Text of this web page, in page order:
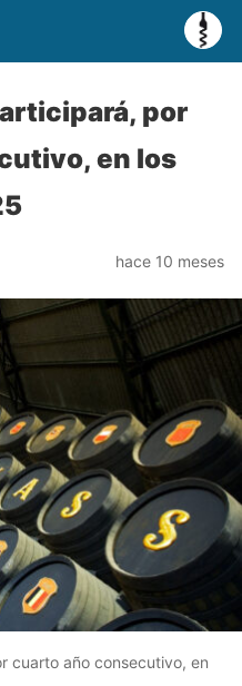
por
en los
hace 10 meses
cuarto año consecutivo, en